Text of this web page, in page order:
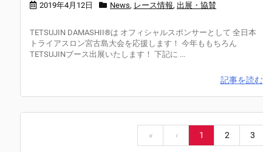
2019年4月12日 News, レース情報, 出展・協賛
TETSUJIN DAMASHII®︎は オフィシャルスポンサーとして 全日本
トライアスロン宮古島大会を応援します！ 今年ももちろん
TETSUJINブース出展いたします！ 下記に ...
記事を読む
« ‹ 1 2 3